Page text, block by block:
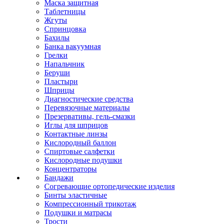
Маска защитная
Таблетницы
Жгуты
Спринцовка
Бахилы
Банка вакуумная
Грелки
Напальчник
Беруши
Пластыри
Шприцы
Диагностические средства
Перевязочные материалы
Презервативы, гель-смазки
Иглы для шприцов
Контактные линзы
Кислородный баллон
Спиртовые салфетки
Кислородные подушки
Концентраторы
Бандажи
Согревающие ортопедические изделия
Бинты эластичные
Компрессионный трикотаж
Подушки и матрасы
Трости